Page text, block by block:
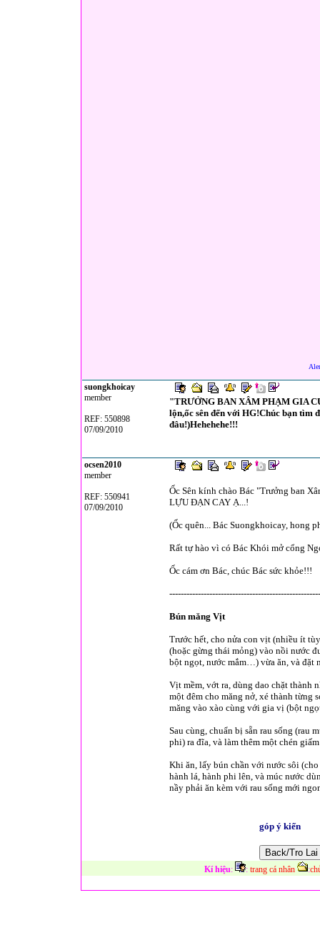
suongkhoicay
member
REF: 550898
07/09/2010
"TRƯỞNG BAN XÂM PHẠM GIA
lộn,ốc sên đến với HG!Chúc bạn tìm
đâu!)Hehehehe!!!
ocsen2010
member
REF: 550941
07/09/2010
Ốc Sên kính chào Bác "Trưởng ban
LỰU ĐẠN CAY Ạ...!
(Ốc quên... Bác Suongkhoicay, hong
Rất tự hào vì có Bác Khói mở cổng
Ốc cám ơn Bác, chúc Bác sức khỏe!!!
Bún măng Vịt
Trước hết, cho nửa con vịt (nhiều ít
(hoặc gừng thái mỏng) vào nồi nước
bột ngọt, nước mắm…) vừa ăn, và đặt
Vịt mềm, vớt ra, dùng dao chặt thành
một đêm cho măng nở, xé thành từng
măng vào xào cùng với gia vị (bột
Sau cùng, chuẩn bị sẵn rau sống (rau
phi) ra đĩa, và làm thêm một chén
Khi ăn, lấy bún chần với nước sôi
hành lá, hành phi lên, và múc nước
nầy phải ăn kèm với rau sống mới
góp ý kiến
Kí hiệu: : trang cá nhân :